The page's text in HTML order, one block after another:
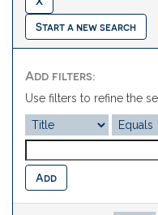
Start a new search
Add filters:
Use filters to refine the